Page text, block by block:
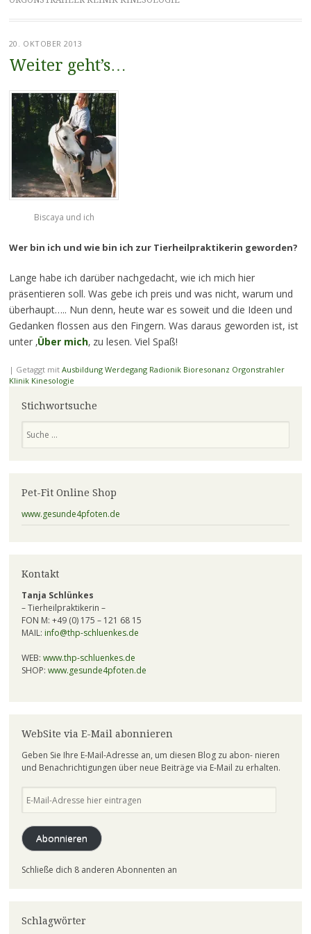
20. OKTOBER 2013
Weiter geht’s…
Biscaya und ich
Wer bin ich und wie bin ich zur Tierheilpraktikerin geworden?
Lange habe ich darüber nachgedacht, wie ich mich hier
präsentieren soll. Was gebe ich preis und was nicht, warum und
überhaupt….. Nun denn, heute war es soweit und die Ideen und
Gedanken flossen aus den Fingern. Was daraus geworden ist, ist
unter ‚Über mich‚ zu lesen. Viel Spaß!
| Getaggt mit Ausbildung Werdegang Radionik Bioresonanz Orgonstrahler
Klinik Kinesologie
Stichwortsuche
Pet-Fit Online Shop
www.gesunde4pfoten.de
Kontakt
Tanja Schlünkes
– Tierheilpraktikerin –
FON M: +49 (0) 175 – 121 68 15
MAIL: info@thp-schluenkes.de
WEB: www.thp-schluenkes.de
SHOP: www.gesunde4pfoten.de
WebSite via E-Mail abonnieren
Geben Sie Ihre E-Mail-Adresse an, um diesen Blog zu abon- nieren
und Benachrichtigungen über neue Beiträge via E-Mail zu erhalten.
Mail-
hier
eintragen
Abonnieren
Schließe dich 8 anderen Abonnenten an
Schlagwörter